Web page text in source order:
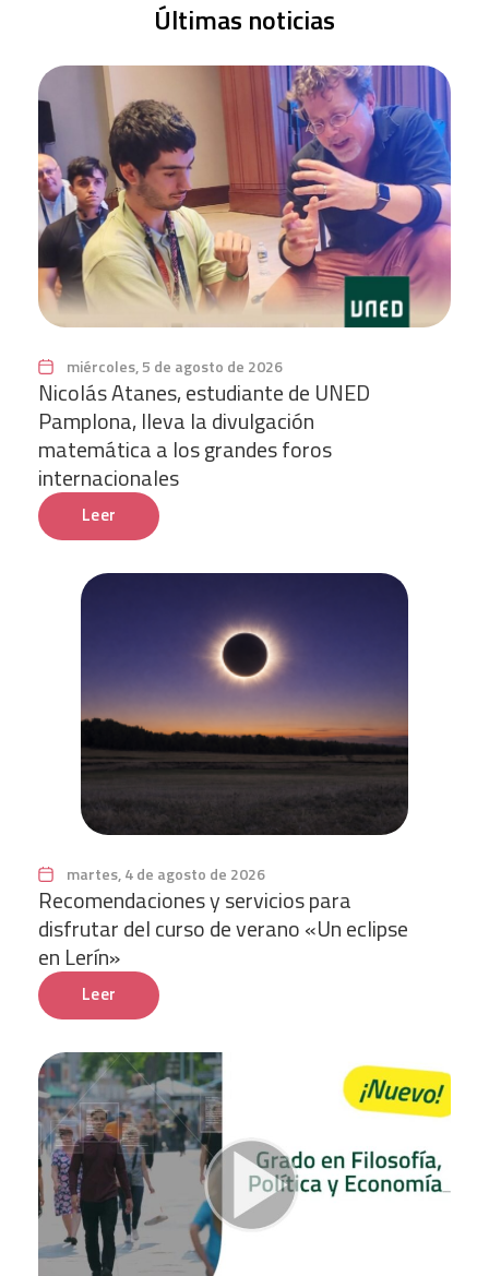
Últimas noticias
miércoles, 5 de agosto de 2026
Nicolás Atanes, estudiante de UNED
Pamplona, lleva la divulgación
matemática a los grandes foros
internacionales
Leer
martes, 4 de agosto de 2026
Recomendaciones y servicios para
disfrutar del curso de verano «Un eclipse
en Lerín»
Leer